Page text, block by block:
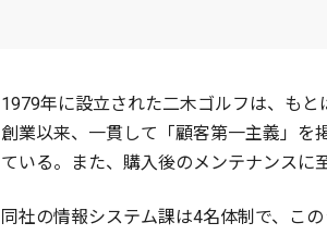
1979年に設立された二木ゴルフは、もと
創業以来、一貫して「顧客第一主義」を
ている。また、購入後のメンテナンスに
同社の情報システム課は4名体制で、こ